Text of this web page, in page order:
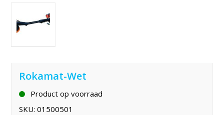
Rokamat-Wet
Product op voorraad
SKU:01500501